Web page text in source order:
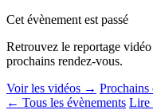
Cet évènement est passé
Retrouvez le reportage
prochains rendez-vous.
Voir les vidéos →
← Tous les évènements Lire